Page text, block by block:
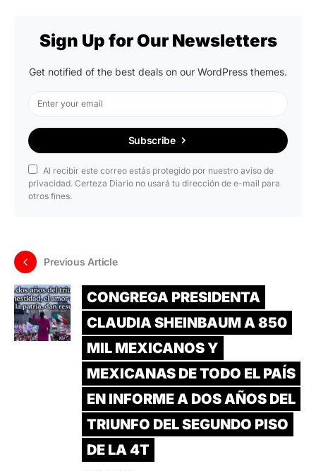
Sign Up for Our Newsletters
Get notified of the best deals on our WordPress themes.
Subscribe
Al recibir este correo estás protegido por nuestro aviso de
privacidad. Certeza Diario no usará tu dirección de e-mail para
otros fines.
Previous Article
CONGREGA PRESIDENTA
CLAUDIA SHEINBAUM A 850
MIL MEXICANOS Y
MEXICANAS DE TODO EL PAÍS
EN INFORME A DOS AÑOS DEL
TRIUNFO DEL SEGUNDO PISO
DE LA 4T